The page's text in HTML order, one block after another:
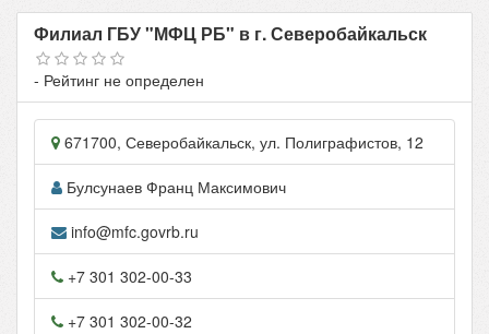
Филиал ГБУ "МФЦ РБ" в г. Северобайкальск
- Рейтинг не определен
671700, Северобайкальск, ул. Полиграфистов, 12
Булсунаев Франц Максимович
info@mfc.govrb.ru
+7 301 302-00-33
+7 301 302-00-32